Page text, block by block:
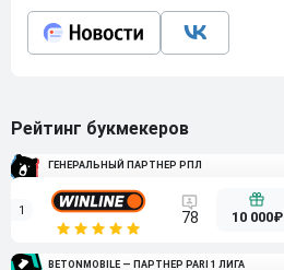
Рейтинг букмекеров
ГЕНЕРАЛЬНЫЙ ПАРТНЕР РПЛ
1 78 10 000₽
BETONMOBILE — ПАРТНЕР PARI 1 ЛИГА